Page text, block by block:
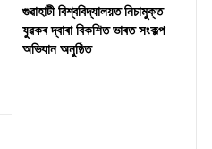
গুৱাহাটী বিশ্ববিদ্যালয়ত নিচামুক্ত
যুৱকৰ দ্বাৰা বিকশিত ভাৰত সংকল্প
অভিযান অনুষ্ঠিত